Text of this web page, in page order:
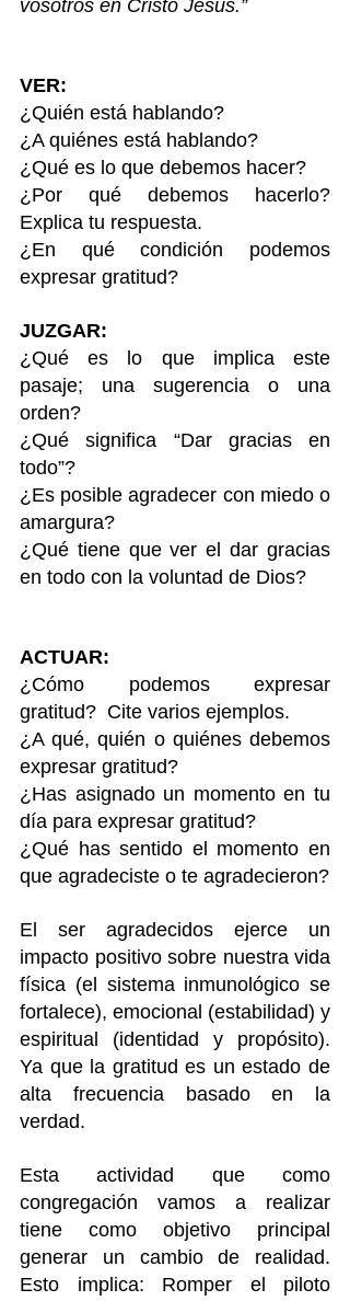
vosotros en Cristo Jesús.”
VER:
¿Quién está hablando?
¿A quiénes está hablando?
¿Qué es lo que debemos hacer?
¿Por qué debemos hacerlo?
Explica tu respuesta.
¿En qué condición podemos
expresar gratitud?
JUZGAR:
¿Qué es lo que implica este
pasaje; una sugerencia o una
orden?
¿Qué significa “Dar gracias en
todo”?
¿Es posible agradecer con miedo o
amargura?
¿Qué tiene que ver el dar gracias
en todo con la voluntad de Dios?
ACTUAR:
¿Cómo podemos expresar
gratitud?  Cite varios ejemplos.
¿A qué, quién o quiénes debemos
expresar gratitud?
¿Has asignado un momento en tu
día para expresar gratitud?
¿Qué has sentido el momento en
que agradeciste o te agradecieron?
El ser agradecidos ejerce un
impacto positivo sobre nuestra vida
física (el sistema inmunológico se
fortalece), emocional (estabilidad) y
espiritual (identidad y propósito).
Ya que la gratitud es un estado de
alta frecuencia basado en la
verdad.
Esta actividad que como
congregación vamos a realizar
tiene como objetivo principal
generar un cambio de realidad.
Esto implica: Romper el piloto